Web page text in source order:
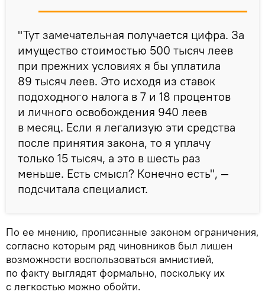
"Тут замечательная получается цифра. За
имущество стоимостью 500 тысяч леев
при прежних условиях я бы уплатила
89 тысяч леев. Это исходя из ставок
подоходного налога в 7 и 18 процентов
и личного освобождения 940 леев
в месяц. Если я легализую эти средства
после принятия закона, то я уплачу
только 15 тысяч, а это в шесть раз
меньше. Есть смысл? Конечно есть", —
подсчитала специалист.
По ее мнению, прописанные законом ограничения,
согласно которым ряд чиновников был лишен
возможности воспользоваться амнистией,
по факту выглядят формально, поскольку их
с легкостью можно обойти.